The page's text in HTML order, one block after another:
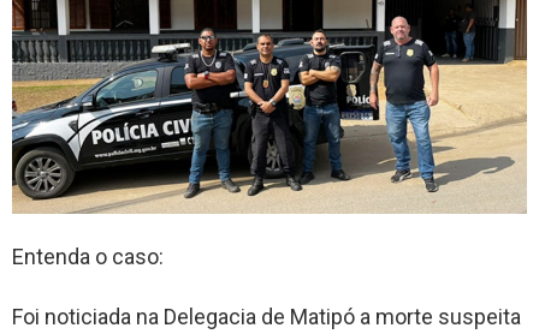
Entenda o caso:
Foi noticiada na Delegacia de Matipó a morte suspeita